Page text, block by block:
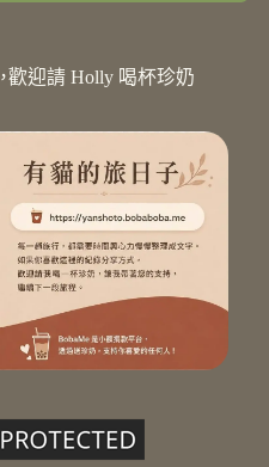
歡迎請 Holly 喝杯珍奶